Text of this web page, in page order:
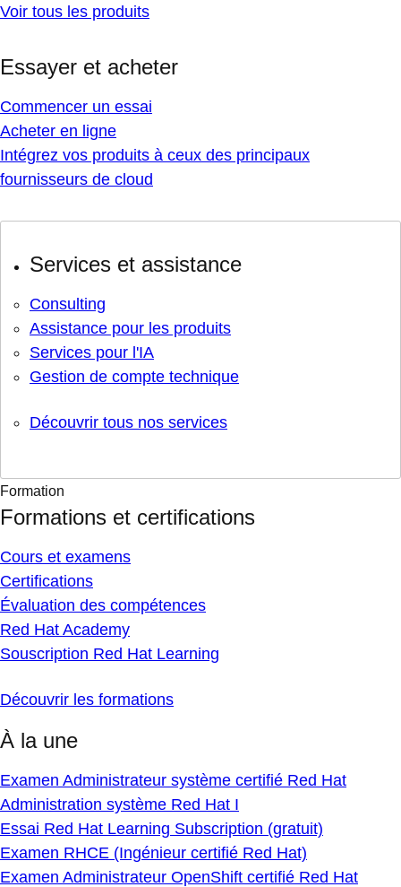
Voir tous les produits
Essayer et acheter
Commencer un essai
Acheter en ligne
Intégrez vos produits à ceux des principaux
fournisseurs de cloud
Services et assistance
Consulting
Assistance pour les produits
Services pour l'IA
Gestion de compte technique
Découvrir tous nos services
Formation
Formations et certifications
Cours et examens
Certifications
Évaluation des compétences
Red Hat Academy
Souscription Red Hat Learning
Découvrir les formations
À la une
Examen Administrateur système certifié Red Hat
Administration système Red Hat I
Essai Red Hat Learning Subscription (gratuit)
Examen RHCE (Ingénieur certifié Red Hat)
Examen Administrateur OpenShift certifié Red Hat